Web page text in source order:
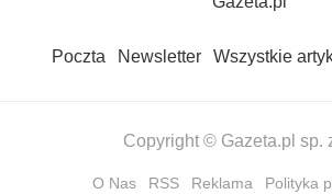
Poczta Newsletter Wszystkie
Copyright © Gazeta.pl sp.
O Nas RSS Reklama Polityka